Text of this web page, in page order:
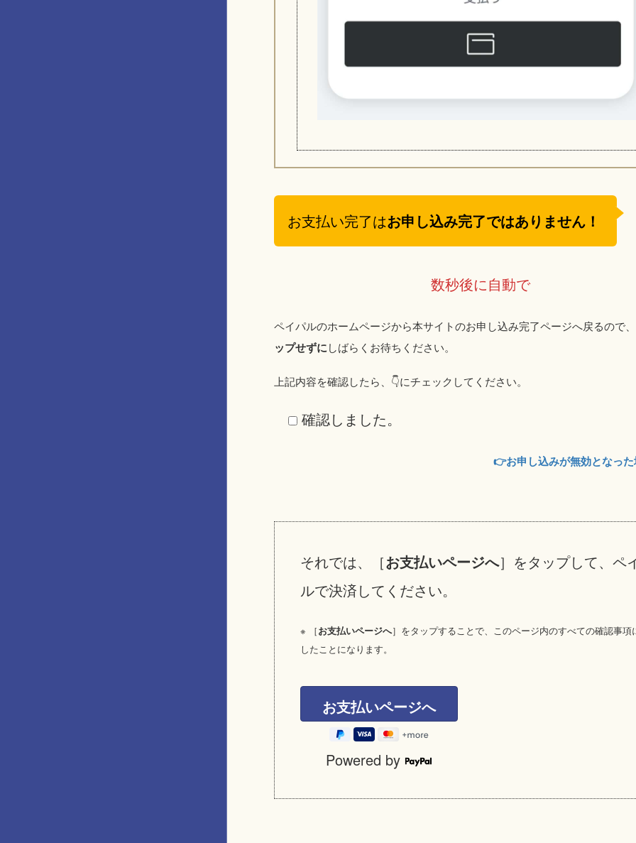
お支払い完了はお申し込み完了ではありません！
数秒後に自動で
ペイパルのホームページから本サイトのお申し込み完了ページへ戻るので、
ップせずにしばらくお待ちください。
上記内容を確認したら、👇️にチェックしてください。
確認しました。
👉️お申し込みが無効となっ
それでは、［お支払いページへ］をタップして、ペ
ルで決済してください。
※ ［お支払いページへ］をタップすることで、このページ内のすべての確認事項
したことになります。
Powered by